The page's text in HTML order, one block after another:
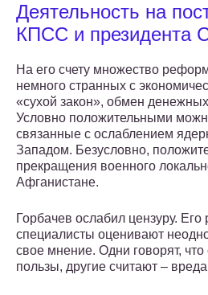
Деятельность на
КПСС и президента
На его счету множество
немного странных с
«сухой закон», обмен денежных
Условно положительными
связанные с ослаблением
Западом. Безусловно,
прекращения военного
Афганистане.
Горбачев ослабил цензуру.
специалисты оценивают
свое мнение. Одни говорят,
пользы, другие считают –